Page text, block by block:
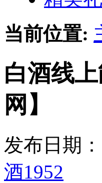
当前位置:
白酒线
网】
发布日期
酒1952